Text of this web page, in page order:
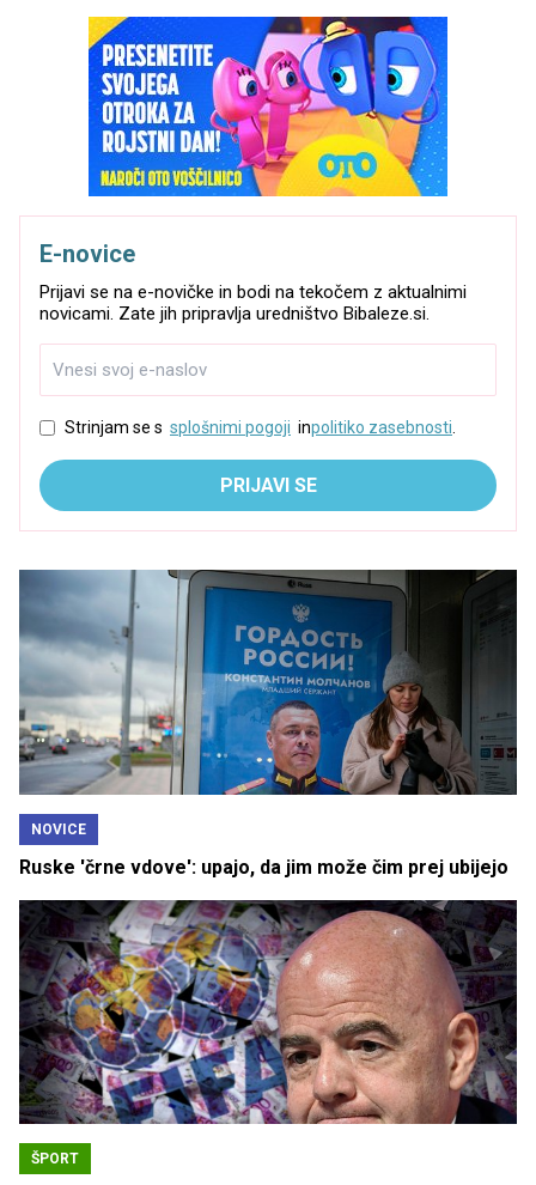
E-novice
Prijavi se na e-novičke in bodi na tekočem z aktualnimi
novicami. Zate jih pripravlja uredništvo Bibaleze.si.
Strinjam se s splošnimi pogoji inpolitiko zasebnosti.
PRIJAVI SE
NOVICE
Ruske 'črne vdove': upajo, da jim može čim prej ubijejo
ŠPORT